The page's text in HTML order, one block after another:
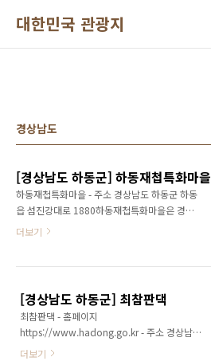
대한민국 관광지
경상남도
[경상남도 하동군] 하동재첩특화마을
하동재첩특화마을 - 주소 경상남도 하동군 하동
읍 섬진강대로 1880하동재첩특화마을은 경상
남도 하동군 하동읍 신기리에 위치해 있으며 맑
점들이 즐비하게 늘어서 있다. 대표적인 메뉴로
는 재첩 국, 재첩 비빔밥, 재첩 회 무침, 재첩 칼국
수, 재첩 전 등이 있다. 하동재첩특화마을은 단순
한 음식 제공을 넘어 하동 지역의 전통과 문화를
더보기
[경상남도 하동군] 최참판댁
최참판댁 - 홈페이지
https://www.hadong.go.kr - 주소 경상남도
하동군 악양면 평사리길 66-7박경리 선생의 대
더보기